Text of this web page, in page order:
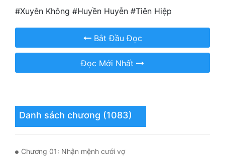
Khoa Huyễn
Khoa Huyễn Không Gian
Kinh Dị
Kỳ Ảo
Linh Dị
Làm Giàu
#Xuyên Không #Huyền Huyễn #Tiên Hiệp
Bắt Đầu Đọc
Đọc Mới Nhất
Danh sách chương (1083)
Chương 01: Nhận mệnh cưới vợ